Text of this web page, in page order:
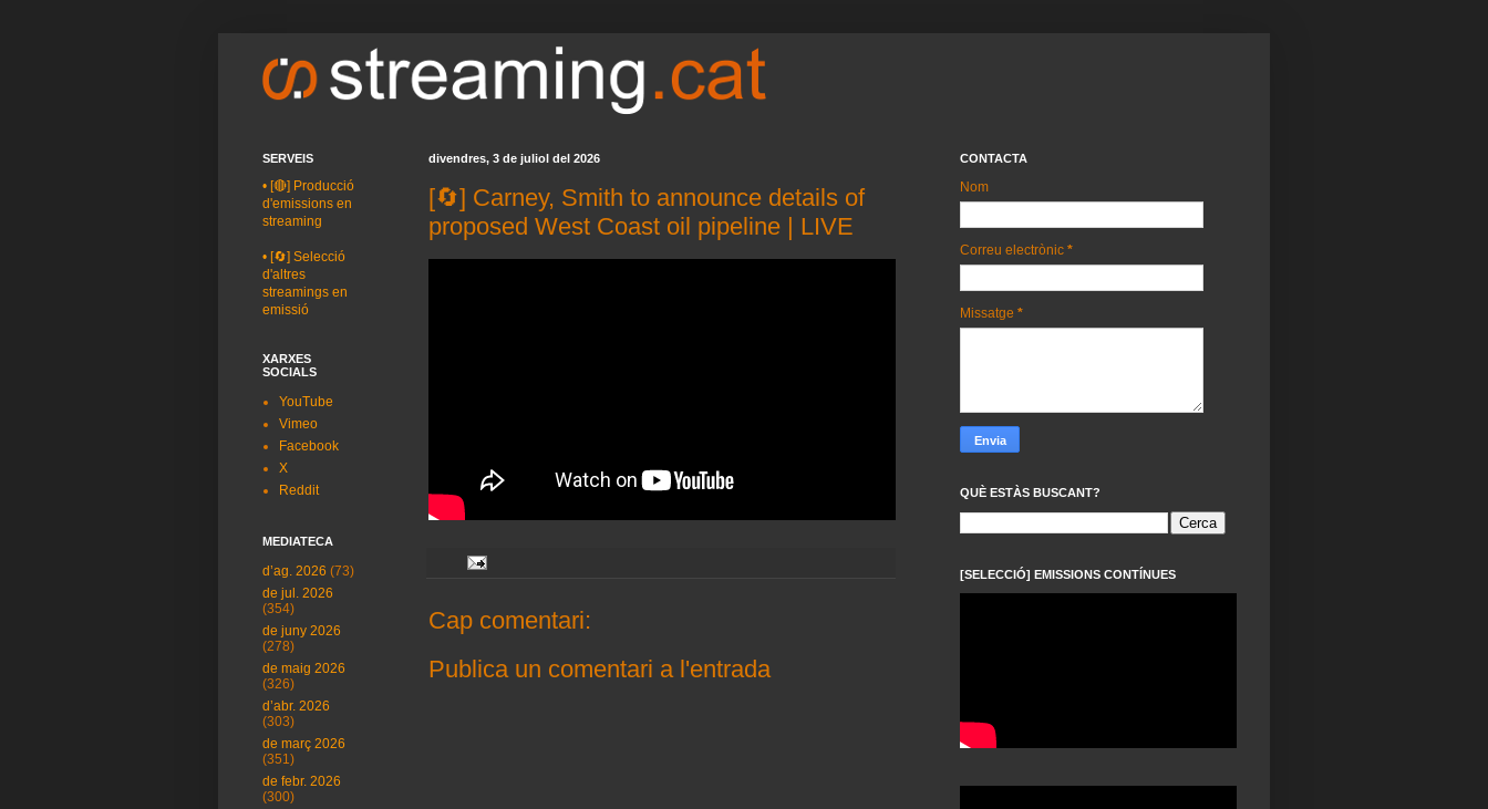
divendres, 3 de juliol del 2026
[🔄] Carney, Smith to announce details of
proposed West Coast oil pipeline | LIVE
Cap comentari:
Publica un comentari a l'entrada
SERVEIS
• [🔴] Producció
d'emissions en
streaming
• [🔄] Selecció
d'altres
streamings en
emissió
XARXES
SOCIALS
YouTube
Vimeo
Facebook
X
Reddit
MEDIATECA
d’ag. 2026 (73)
de jul. 2026
(354)
de juny 2026
(278)
de maig 2026
(326)
d’abr. 2026
(303)
de març 2026
(351)
de febr. 2026
(300)
CONTACTA
Nom
Correu electrònic *
Missatge *
QUÈ ESTÀS BUSCANT?
[SELECCIÓ] EMISSIONS CONTÍNUES